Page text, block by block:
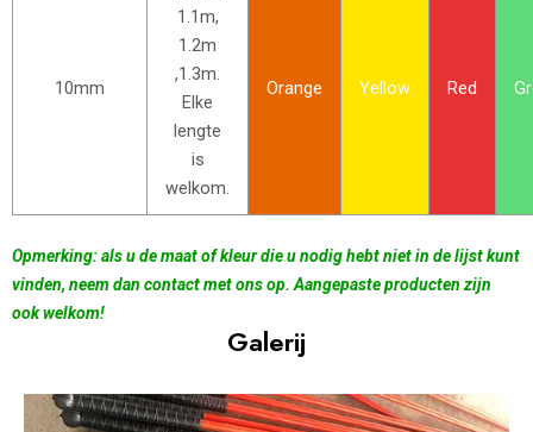
10mm
1.1m,
1.2m
,1.3m.
Elke
lengte
is
welkom.
Orange Yellow Red
Opmerking: als u de maat of kleur die u nodig hebt niet in de lijst kunt
vinden, neem dan contact met ons op. Aangepaste producten zijn
ook welkom!
Galerij